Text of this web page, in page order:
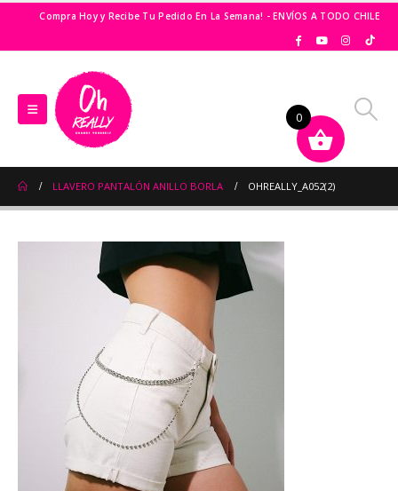
Compra Hoy y Recibe Tu Pedido En La Semana! - ENVÍOS A TODO CHILE
LLAVERO PANTALÓN ANILLO BORLA OHREALLY_A052(2)
0